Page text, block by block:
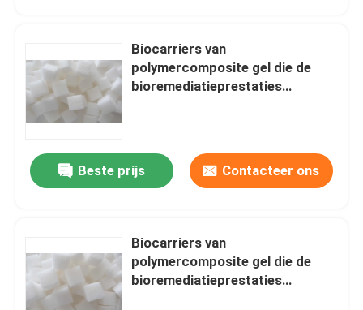
Biocarriers van
polymercomposite gel die de
bioremediatieprestaties
Beste prijs Contacteer ons
Biocarriers van
polymercomposite gel die de
bioremediatieprestaties